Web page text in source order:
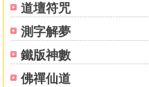
道壇符咒
測字解夢
鐵版神數
佛禪仙道